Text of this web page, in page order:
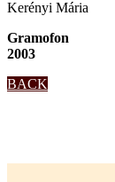
Kerényi Mária
Gramofon
2003
BACK